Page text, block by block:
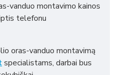
vanduo montavimo kainos
telefonu
oras-vanduo montavimą
specialistams, darbai bus